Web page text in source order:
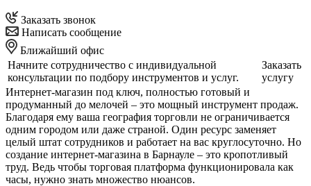
Заказать звонок
Написать сообщение
Ближайший офис
Начните сотрудничество с индивидуальной
консультации по подбору инструментов и услуг.
Заказать
услугу
Интернет-магазин под ключ, полностью готовый и
продуманный до мелочей – это мощный инструмент продаж.
Благодаря ему ваша география торговли не ограничивается
одним городом или даже страной. Один ресурс заменяет
целый штат сотрудников и работает на вас круглосуточно. Но
создание интернет-магазина в Барнауле – это кропотливый
труд. Ведь чтобы торговая платформа функционировала как
часы, нужно знать множество нюансов.